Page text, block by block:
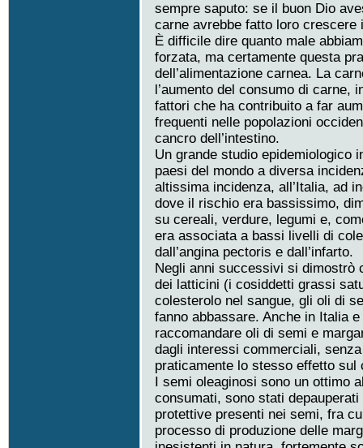
sempre saputo: se il buon Dio
carne avrebbe fatto loro crescere
È difficile dire quanto male
forzata, ma certamente questa
dell’alimentazione carnea. La
l’aumento del consumo di carne,
fattori che ha contribuito a far
frequenti nelle popolazioni
cancro dell’intestino.
Un grande studio epidemiologico
paesi del mondo a diversa
altissima incidenza, all’Italia, ad
dove il rischio era bassissimo,
su cereali, verdure, legumi e,
era associata a bassi livelli di
dall’angina pectoris e dall’infarto.
Negli anni successivi si dimostrò
dei latticini (i cosiddetti grassi
colesterolo nel sangue, gli oli di
fanno abbassare. Anche in Italia
raccomandare oli di semi e
dagli interessi commerciali,
praticamente lo stesso effetto sul
I semi oleaginosi sono un ottimo
consumati, sono stati
protettive presenti nei semi, fra
processo di produzione delle